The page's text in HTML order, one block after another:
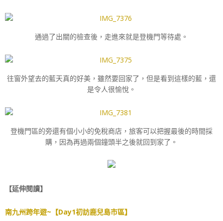
通過了出關的檢查後，走進來就是登機門等待處。
往窗外望去的藍天真的好美，雖然要回家了，但是看到這樣的藍，還
是令人很愉悅。
登機門區的旁還有個小小的免稅商店，旅客可以把握最後的時間採
購，因為再過兩個鐘頭半之後就回到家了。
【延伸閱讀】
南九州跨年遊~【Day1初訪鹿兒島市區】